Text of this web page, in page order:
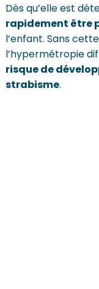
Dès qu’elle est
rapidement être
l’enfant. Sans
l’hypermétropie
risque de
strabisme.